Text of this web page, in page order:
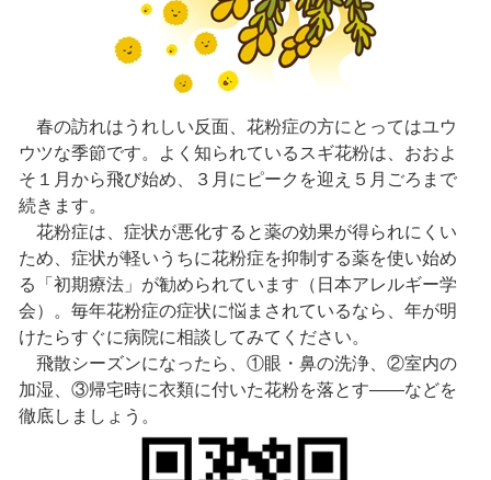
春の訪れはうれしい反面、花粉症の方にとってはユウ
ウツな季節です。よく知られているスギ花粉は、おおよ
そ１月から飛び始め、３月にピークを迎え５月ごろまで
続きます。
花粉症は、症状が悪化すると薬の効果が得られにくい
ため、症状が軽いうちに花粉症を抑制する薬を使い始め
る「初期療法」が勧められています（日本アレルギー学
会）。毎年花粉症の症状に悩まされているなら、年が明
けたらすぐに病院に相談してみてください。
飛散シーズンになったら、①眼・鼻の洗浄、②室内の
加湿、③帰宅時に衣類に付いた花粉を落とす――などを
徹底しましょう。